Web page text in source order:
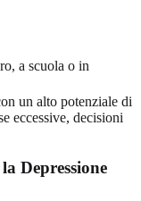
a scuola o in
un alto potenziale di
eccessive, decisioni
Depressione